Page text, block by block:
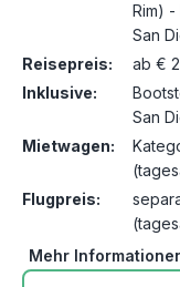
Rim)
San
Reisepreis:
ab €
Inklusive:
San
Mietwagen:
Flugpreis:
Mehr